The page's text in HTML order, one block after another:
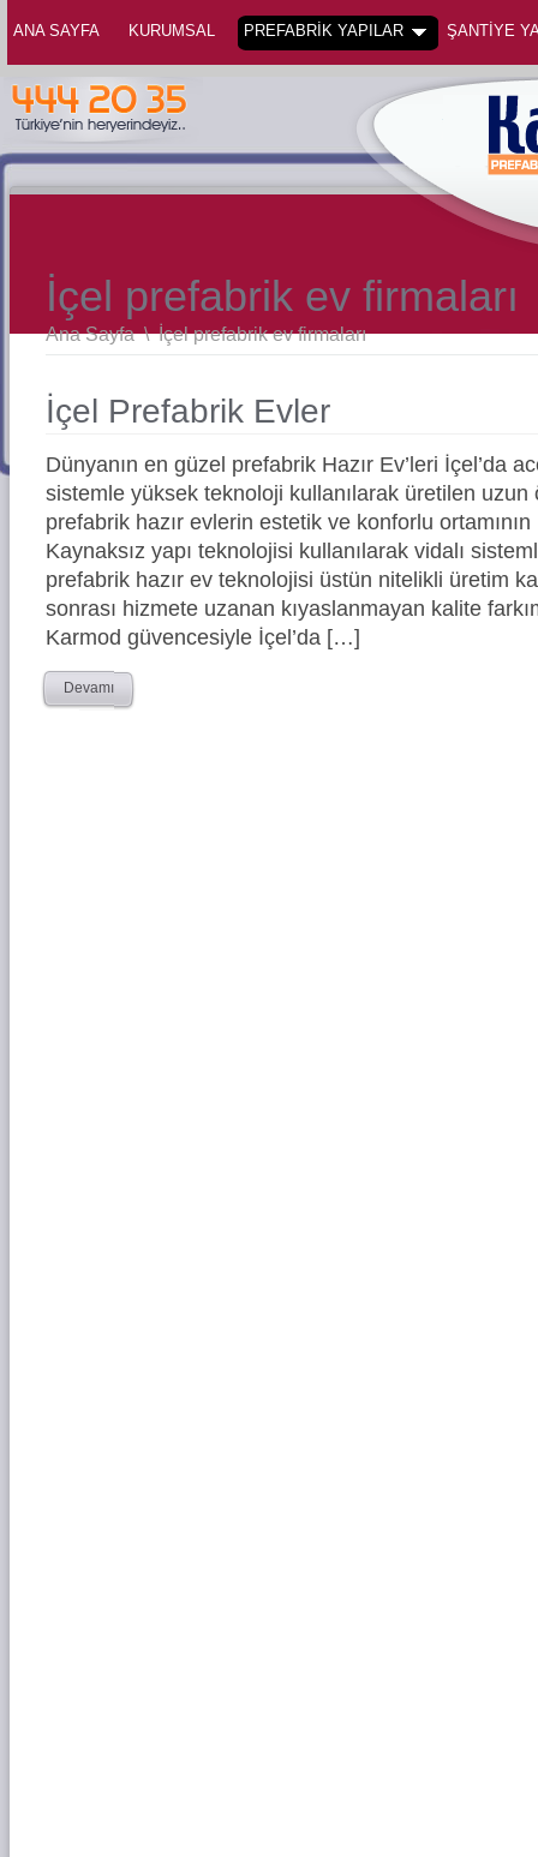
ANA SAYFA KURUMSAL PREFABRİK YAPILAR ŞANTİYE
İçel prefabrik ev firmaları
Ana Sayfa \İçel prefabrik ev firmaları
İçel Prefabrik Evler
Dünyanın en güzel prefabrik Hazır Ev’leri İçel’da
sistemle yüksek teknoloji kullanılarak üretilen
prefabrik hazır evlerin estetik ve konforlu ortamının
Kaynaksız yapı teknolojisi kullanılarak vidalı
prefabrik hazır ev teknolojisi üstün nitelikli üretim
sonrası hizmete uzanan kıyaslanmayan kalite
Karmod güvencesiyle İçel’da […]
Devamı